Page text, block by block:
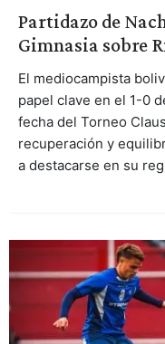
Partidazo de
Gimnasia sobre
El mediocampista
papel clave en el 1-0
fecha del Torneo
recuperación y
a destacarse en su